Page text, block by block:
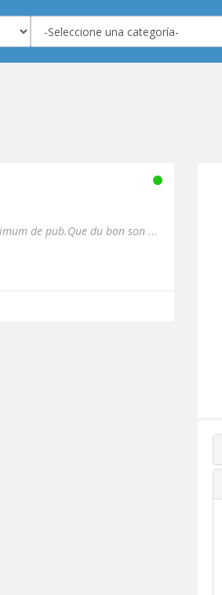
Le meilleur de la Pop/Top40 actuel, sans blabla et un minimum de pub.Que du bon son pour vos oreilles :-)